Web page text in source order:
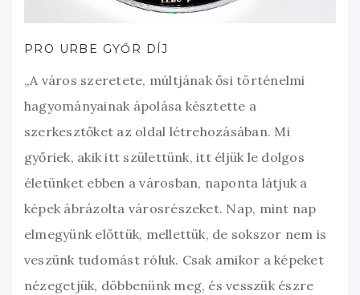
PRO URBE GYŐR DÍJ
„A város szeretete, múltjának ősi történelmi
hagyományainak ápolása késztette a
szerkesztőket az oldal létrehozásában. Mi
győriek, akik itt születtünk, itt éljük le dolgos
életünket ebben a városban, naponta látjuk a
képek ábrázolta városrészeket. Nap, mint nap
elmegyünk előttük, mellettük, de sokszor nem is
veszünk tudomást róluk. Csak amikor a képeket
nézegetjük, döbbenünk meg, és vesszük észre